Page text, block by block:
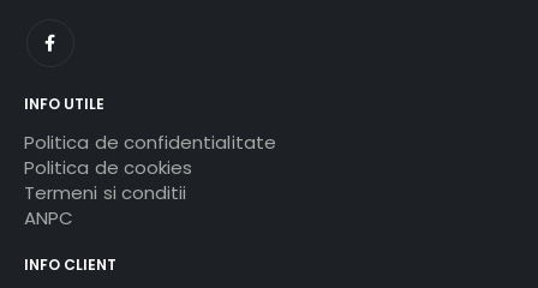
INFO UTILE
Politica de confidentialitate
Politica de cookies
Termeni si conditii
ANPC
INFO CLIENT